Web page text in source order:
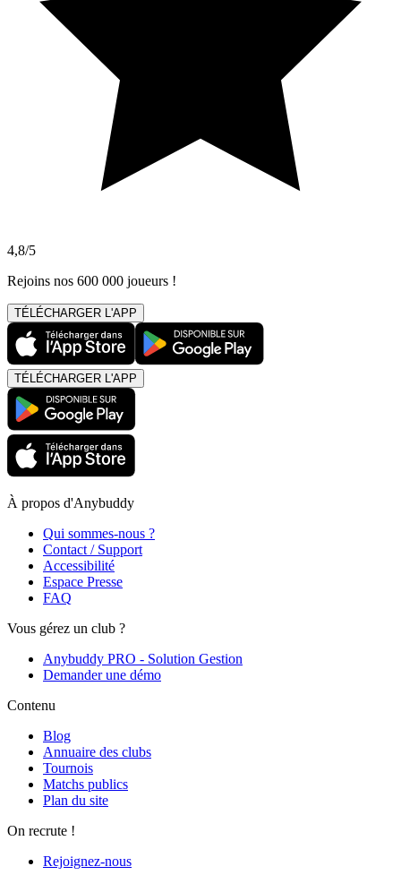
4,8/5
Rejoins nos 600 000 joueurs !
TÉLÉCHARGER L'APP
TÉLÉCHARGER L'APP
À propos d'Anybuddy
Qui sommes-nous ?
Contact / Support
Accessibilité
Espace Presse
FAQ
Vous gérez un club ?
Anybuddy PRO - Solution Gestion
Demander une démo
Contenu
Blog
Annuaire des clubs
Tournois
Matchs publics
Plan du site
On recrute !
Rejoignez-nous